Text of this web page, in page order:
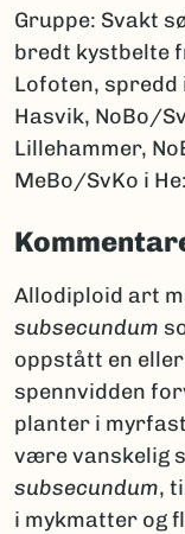
Gruppe: Svakt
bredt kystbelte
Lofoten, spredd
Hasvik, NoBo/
Lillehammer,
MeBo/SvKo i
Allodiploid art
subsecundum
oppstått en
spennvidden
planter i
være vanskelig
subsecundum,
i mykmatter og